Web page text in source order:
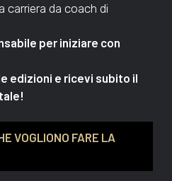
carriera da coach di
per iniziare con
edizioni e ricevi subito il
VOGLIONO FARE LA